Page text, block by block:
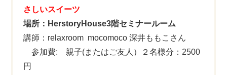
さしいスイーツ
場所：HerstoryHouse3階セミナールーム
講師：relaxroom mocomoco 深井ももこさん
参加費: 親子(またはご友人）２名様分：2500
円